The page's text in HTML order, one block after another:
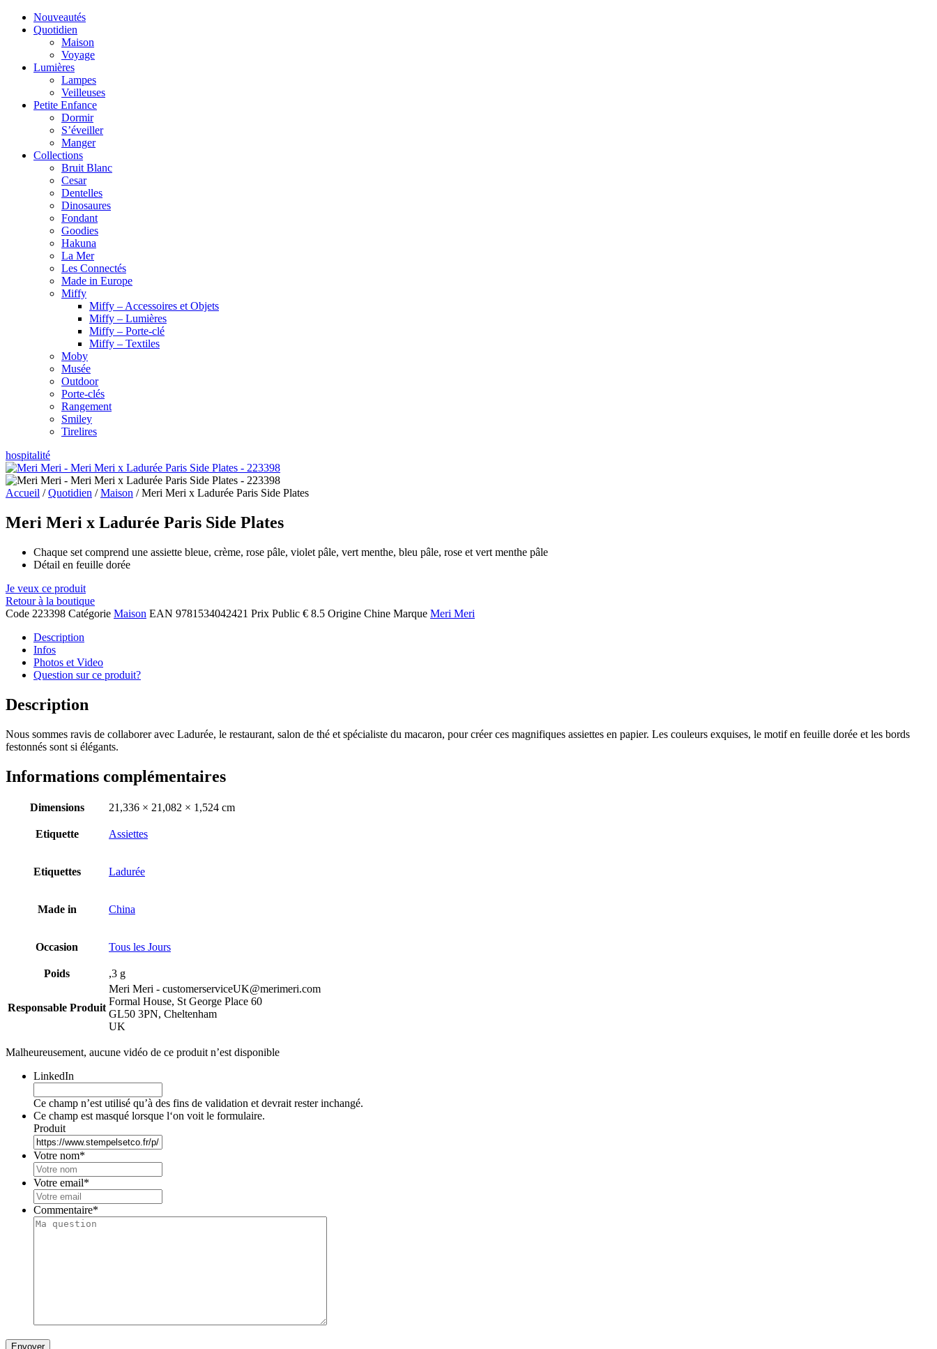
Nouveautés
Quotidien
Maison
Voyage
Lumières
Lampes
Veilleuses
Petite Enfance
Dormir
S’éveiller
Manger
Collections
Bruit Blanc
Cesar
Dentelles
Dinosaures
Fondant
Goodies
Hakuna
La Mer
Les Connectés
Made in Europe
Miffy
Miffy – Accessoires et Objets
Miffy – Lumières
Miffy – Porte-clé
Miffy – Textiles
Moby
Musée
Outdoor
Porte-clés
Rangement
Smiley
Tirelires
hospitalité
Accueil /Quotidien /Maison / Meri Meri x Ladurée Paris Side Plates
Meri Meri x Ladurée Paris Side Plates
Chaque set comprend une assiette bleue, crème, rose pâle, violet pâle, vert menthe, bleu pâle, rose et vert menthe pâle
Détail en feuille dorée
Je veux ce produit
Retour à la boutique
Code 223398 Catégorie Maison EAN 9781534042421 Prix Public € 8.5 Origine Chine Marque Meri Meri
Description
Infos
Photos et Video
Question sur ce produit?
Description
Nous sommes ravis de collaborer avec Ladurée, le restaurant, salon de thé et spécialiste du macaron, pour créer ces magnifiques assiettes en papier. Les couleurs exquises, le motif en feuille dorée et les bords
festonnés sont si élégants.
Informations complémentaires
Dimensions 21,336 × 21,082 × 1,524 cm
Etiquette Assiettes
Etiquettes Ladurée
Made in China
Occasion Tous les Jours
Poids ,3 g
Responsable Produit
Meri Meri - customerserviceUK@merimeri.com
Formal House, St George Place 60
GL50 3PN, Cheltenham
UK
Malheureusement, aucune vidéo de ce produit n’est disponible
LinkedIn
Ce champ n’est utilisé qu’à des fins de validation et devrait rester inchangé.
Ce champ est masqué lorsque l‘on voit le formulaire.
Produit
Votre nom*
Votre email*
Commentaire*
Envoyer